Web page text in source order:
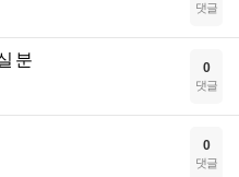
댓글
분 0
댓글
0
댓글